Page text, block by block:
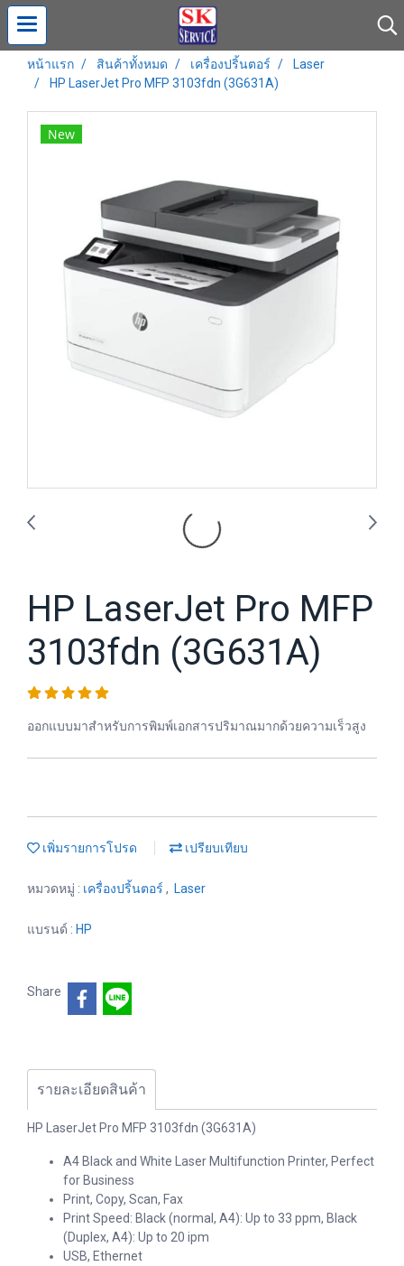
หน้าแรก สินค้าทั้งหมด เครื่องปริ้นตอร์
Laser
HP LaserJet Pro MFP 3103fdn (3G631A)
New
HP LaserJet Pro MFP
3103fdn (3G631A)
ออกแบบมาสำหรับการพิมพ์เอกสารปริมาณมากด้วยความเร็วสูง
เพิ่มรายการโปรด เปรียบเทียบ
หมวดหมู่ : เครื่องปริ้นตอร์ , Laser
แบรนด์ : HP
Share
รายละเอียดสินค้า
HP LaserJet Pro MFP 3103fdn (3G631A)
A4 Black and White Laser Multifunction Printer, Perfect
for Business
Print, Copy, Scan, Fax
Print Speed: Black (normal, A4): Up to 33 ppm, Black
(Duplex, A4): Up to 20 ipm
USB, Ethernet